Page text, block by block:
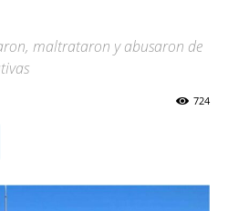
maltrataron y abusaron de
724